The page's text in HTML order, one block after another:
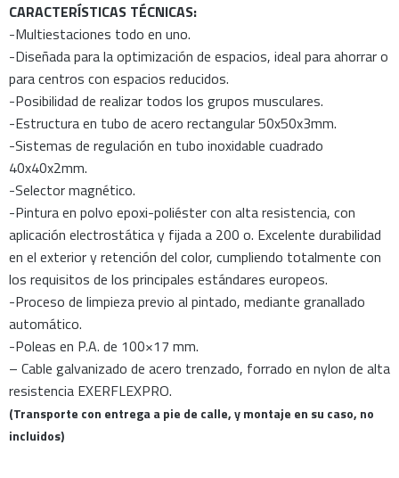
CARACTERÍSTICAS TÉCNICAS:
-Multiestaciones todo en uno.
-Diseñada para la optimización de espacios, ideal para ahorrar o
para centros con espacios reducidos.
-Posibilidad de realizar todos los grupos musculares.
-Estructura en tubo de acero rectangular 50x50x3mm.
-Sistemas de regulación en tubo inoxidable cuadrado
40x40x2mm.
-Selector magnético.
-Pintura en polvo epoxi-poliéster con alta resistencia, con
aplicación electrostática y fijada a 200 o. Excelente durabilidad
en el exterior y retención del color, cumpliendo totalmente con
los requisitos de los principales estándares europeos.
-Proceso de limpieza previo al pintado, mediante granallado
automático.
-Poleas en P.A. de 100×17 mm.
– Cable galvanizado de acero trenzado, forrado en nylon de alta
resistencia EXERFLEXPRO.
(Transporte con entrega a pie de calle, y montaje en su caso, no
incluidos)